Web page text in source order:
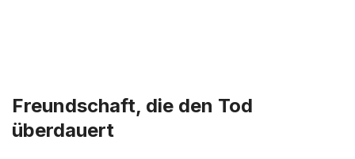
Freundschaft, die den Tod
überdauert